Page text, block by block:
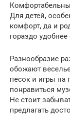
Для детей,
комфорт, да и
гораздо
Разнообразие
обожают
песок и игры
понравиться
Не стоит
предлагать